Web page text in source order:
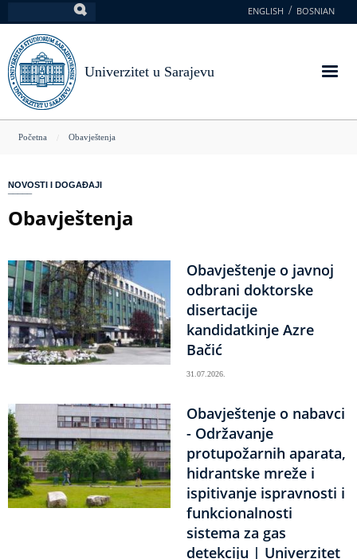
na
glavni
sadržaj
ENGLISH BOSNIAN
Univerzitet u Sarajevu
You
here
Početna Obavještenja
NOVOSTI I DOGAĐAJI
Obavještenja
Obavještenje o javnoj
odbrani doktorske
disertacije
kandidatkinje Azre
Bačić
31.07.2026.
Obavještenje o nabavci
- Održavanje
protupožarnih aparata,
hidrantske mreže i
ispitivanje ispravnosti i
funkcionalnosti
sistema za gas
detekciju | Univerzitet